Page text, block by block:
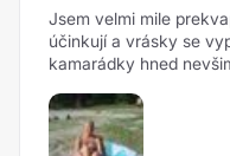
Jsem velmi mile
účinkují a vrásky se
kamarádky hned